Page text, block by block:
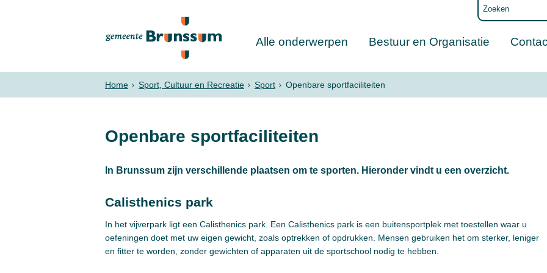
Alle onderwerpen Bestuur en Organisatie
Home Sport, Cultuur en Recreatie Sport Openbare sportfaciliteiten
Openbare sportfaciliteiten
In Brunssum zijn verschillende plaatsen om te sporten. Hieronder vindt u een overzicht.
Calisthenics park
In het vijverpark ligt een Calisthenics park. Een Calisthenics park is een buitensportplek met toestellen waar u
oefeningen doet met uw eigen gewicht, zoals optrekken of opdrukken. Mensen gebruiken het om sterker, leniger
en fitter te worden, zonder gewichten of apparaten uit de sportschool nodig te hebben.